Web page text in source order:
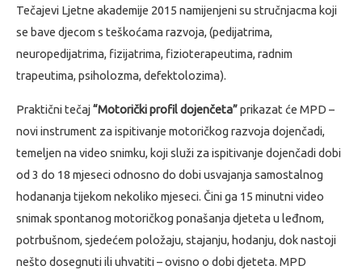
Tečajevi Ljetne akademije 2015 namijenjeni su stručnjacma koji
se bave djecom s teškoćama razvoja, (pedijatrima,
neuropedijatrima, fizijatrima, fizioterapeutima, radnim
trapeutima, psiholozma, defektolozima).
Praktični tečaj“Motorički profil dojenčeta”prikazat će MPD –
novi instrument za ispitivanje motoričkog razvoja dojenčadi,
temeljen na video snimku, koji služi za ispitivanje dojenčadi dobi
od 3 do 18 mjeseci odnosno do dobi usvajanja samostalnog
hodananja tijekom nekoliko mjeseci. Čini ga 15 minutni video
snimak spontanog motoričkog ponašanja djeteta u leđnom,
potrbušnom, sjedećem položaju, stajanju, hodanju, dok nastoji
nešto dosegnuti ili uhvatiti – ovisno o dobi djeteta. MPD